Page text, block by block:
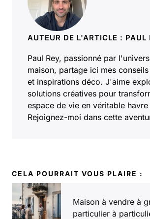
AUTEUR DE L'ARTICLE : PAUL
Paul Rey, passionné par
maison, partage ici mes
et inspirations déco. J'aime
solutions créatives pour
espace de vie en véritable
Rejoignez-moi dans cette
CELA POURRAIT VOUS PLAIRE :
Maison à vendre à
particulier à